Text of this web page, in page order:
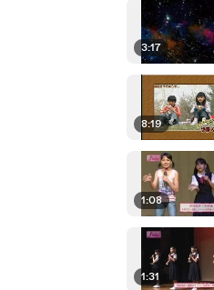
3:17
8:19
1:08
1:31